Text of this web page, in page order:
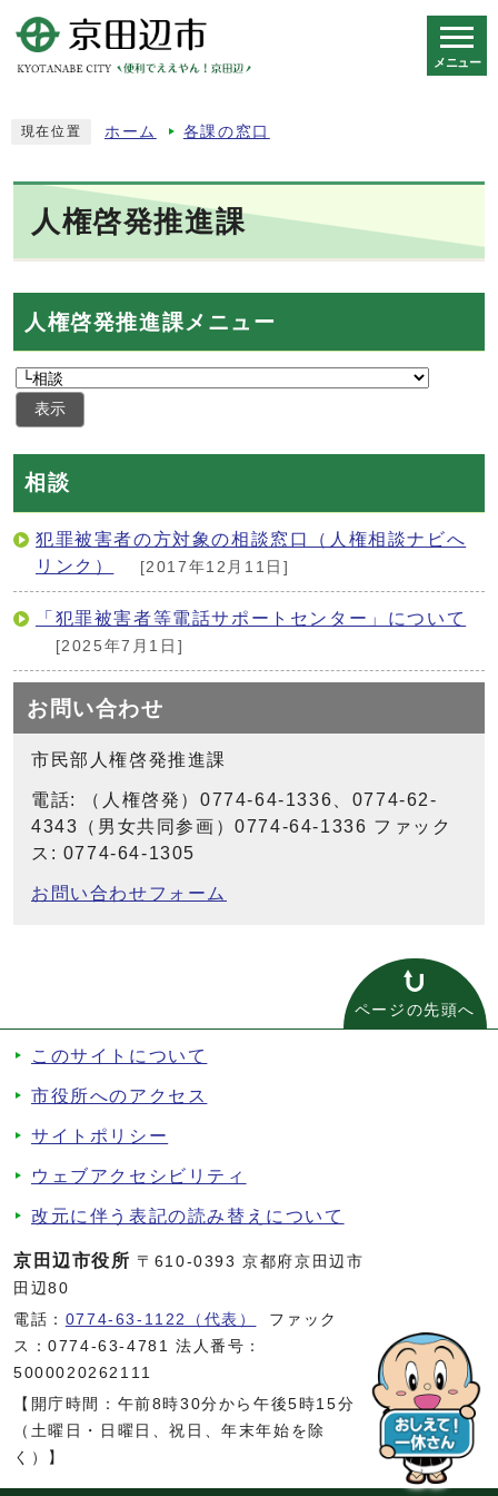
メニュー
現在位置 ホーム 各課の窓口
人権啓発推進課
人権啓発推進課メニュー
表示
相談
犯罪被害者の方対象の相談窓口（人権相談ナビへ
リンク）
[2017年12月11日]
「犯罪被害者等電話サポートセンター」について
[2025年7月1日]
お問い合わせ
市民部人権啓発推進課
電話: （人権啓発）0774-64-1336、0774-62-
4343（男女共同参画）0774-64-1336 ファック
ス: 0774-64-1305
お問い合わせフォーム
ページの先頭へ
このサイトについて
市役所へのアクセス
サイトポリシー
ウェブアクセシビリティ
改元に伴う表記の読み替えについて
京田辺市役所 〒610-0393 京都府京田辺市
田辺80
電話： 0774-63-1122（代表）
ファック
ス：0774-63-4781 法人番号：
5000020262111
【開庁時間：午前8時30分から午後5時15分
（土曜日・日曜日、祝日、年末年始を除
く）】